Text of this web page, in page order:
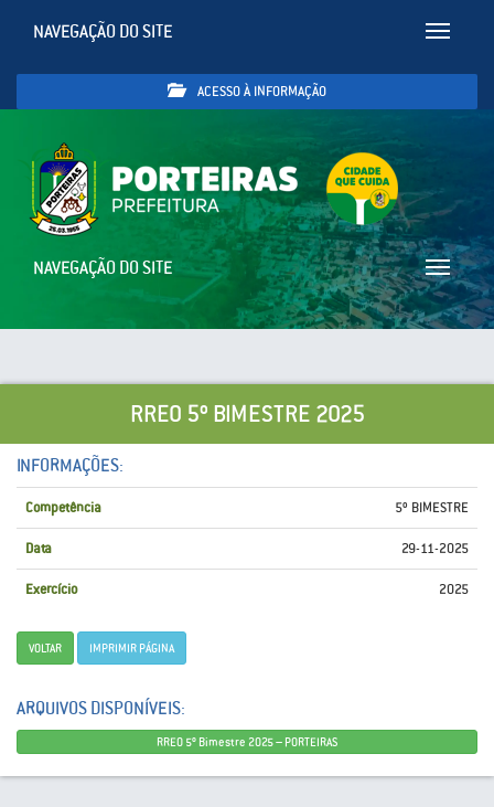
Toggle
NAVEGAÇÃO DO SITE
ACESSO À INFORMAÇÃO
Toggle
NAVEGAÇÃO DO SITE
RREO 5º BIMESTRE 2025
INFORMAÇÕES:
Competência 5º BIMESTRE
Data 29-11-2025
Exercício 2025
VOLTAR IMPRIMIR PÁGINA
ARQUIVOS DISPONÍVEIS:
RREO 5º Bimestre 2025 – PORTEIRAS